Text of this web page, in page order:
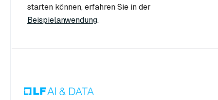
starten können, erfahren Sie in der
Beispielanwendung.